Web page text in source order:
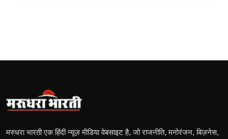
मरुधरा भारती एक हिंदी न्यूज़ मीडिया वेबसाइट है, जो राजनीति, मनोरंजन, बिज़नेस,